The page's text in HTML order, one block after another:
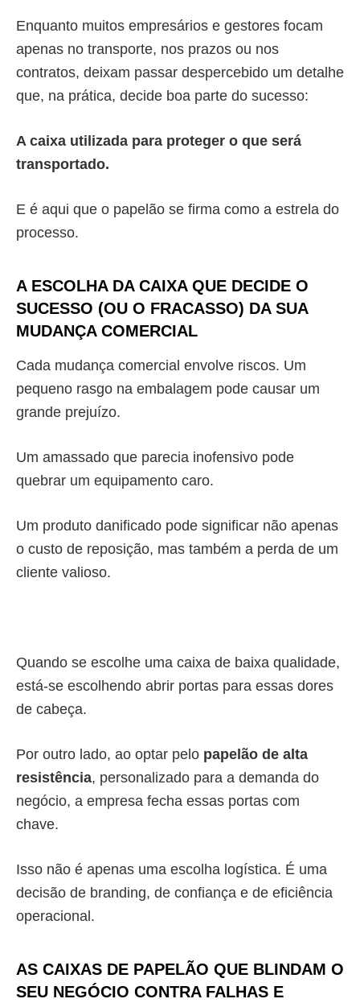
Enquanto muitos empresários e gestores focam
apenas no transporte, nos prazos ou nos
contratos, deixam passar despercebido um detalhe
que, na prática, decide boa parte do sucesso:
A caixa utilizada para proteger o que será
transportado.
E é aqui que o papelão se firma como a estrela do
processo.
A ESCOLHA DA CAIXA QUE DECIDE O
SUCESSO (OU O FRACASSO) DA SUA
MUDANÇA COMERCIAL
Cada mudança comercial envolve riscos. Um
pequeno rasgo na embalagem pode causar um
grande prejuízo.
Um amassado que parecia inofensivo pode
quebrar um equipamento caro.
Um produto danificado pode significar não apenas
o custo de reposição, mas também a perda de um
cliente valioso.
Quando se escolhe uma caixa de baixa qualidade,
está-se escolhendo abrir portas para essas dores
de cabeça.
Por outro lado, ao optar pelo papelão de alta
resistência, personalizado para a demanda do
negócio, a empresa fecha essas portas com
chave.
Isso não é apenas uma escolha logística. É uma
decisão de branding, de confiança e de eficiência
operacional.
AS CAIXAS DE PAPELÃO QUE BLINDAM O
SEU NEGÓCIO CONTRA FALHAS E